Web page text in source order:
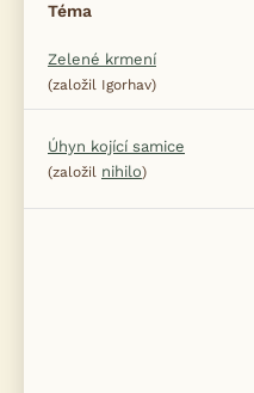
Téma
Zelené krmení
(založil Igorhav)
Úhyn kojící samice
(založil nihilo)